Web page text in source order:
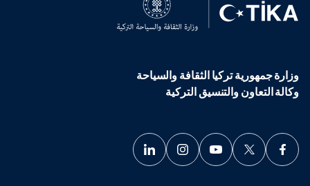
وزارة جمهورية تركيا الثقافة والسياحة
وكالة التعاون والتنسيق التركية